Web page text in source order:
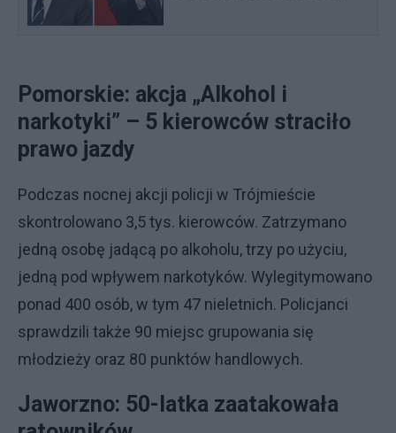
Pomorskie: akcja „Alkohol i
narkotyki” – 5 kierowców straciło
prawo jazdy
Podczas nocnej akcji policji w Trójmieście
skontrolowano 3,5 tys. kierowców. Zatrzymano
jedną osobę jadącą po alkoholu, trzy po użyciu,
jedną pod wpływem narkotyków. Wylegitymowano
ponad 400 osób, w tym 47 nieletnich. Policjanci
sprawdzili także 90 miejsc grupowania się
młodzieży oraz 80 punktów handlowych.
Jaworzno: 50-latka zaatakowała